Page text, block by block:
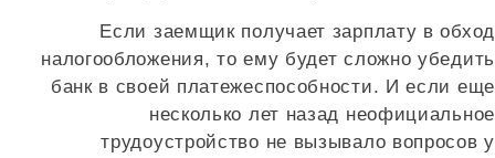
Если заемщик получает зарплату в обход
налогообложения, то ему будет сложно убедить
банк в своей платежеспособности. И если еще
несколько лет назад неофициальное
трудоустройство не вызывало вопросов у